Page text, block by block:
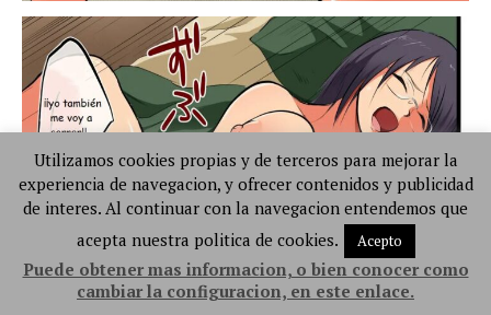
Utilizamos cookies propias y de terceros para mejorar la
experiencia de navegacion, y ofrecer contenidos y publicidad
de interes. Al continuar con la navegacion entendemos que
acepta nuestra politica de cookies.
Acepto
Puede obtener mas informacion, o bien conocer como
cambiar la configuracion, en este enlace.